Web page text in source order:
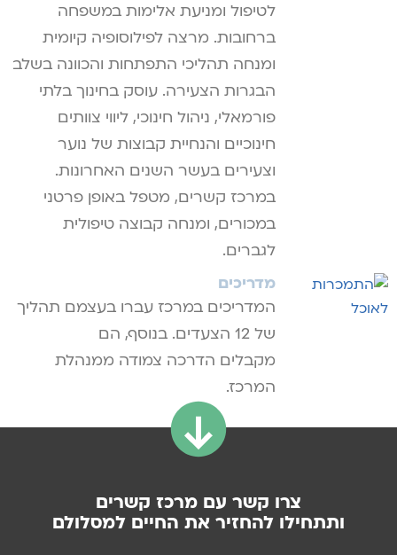
לטיפול ומניעת אלימות במשפחה
ברחובות. מרצה לפילוסופיה קיומית
ומנחה תהליכי התפתחות והכוונה בשלב
הבגרות הצעירה. עוסק בחינוך בלתי
פורמאלי, ניהול חינוכי, ליווי צוותים
חינוכיים והנחיית קבוצות של נוער
וצעירים בעשר השנים האחרונות.
במרכז קשרים, מטפל באופן פרטני
במכורים, ומנחה קבוצה טיפולית
לגברים.
מדריכים
המדריכים במרכז עברו בעצמם תהליך
של 12 הצעדים. בנוסף, הם
מקבלים הדרכה צמודה ממנהלת
המרכז.
צרו קשר עם מרכז קשרים
ותתחילו להחזיר את החיים למסלולם